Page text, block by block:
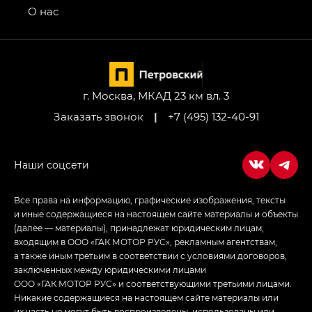
привод — GB AWD, Джи Эль Полный привод —
Джи Ти — GT, Джи Икс — GX,
Джи Икс ПРЕМИУМ — GX PREMIUM, ЛАУНЖ —
Empow — Эмпау (Empow) в комплектации
г. Москва, МКАД 23 км вл. 3
Заказать звонок
| +7 (495) 132-40-91
О нас
Все права на информацию, графические изображения, тексты
и иные содержащиеся на настоящем сайте материалы и объекты
(далее — материалы), принадлежат юридическим лицам,
входящим в ООО «ГАК МОТОР РУС», рекламным агентствам,
а также иным третьим в соответствии с условиями договоров,
заключенных между юридическими лицами
ООО «ГАК МОТОР РУС» и соответствующими третьими лицами.
Никакие содержащиеся на настоящем сайте материалы или